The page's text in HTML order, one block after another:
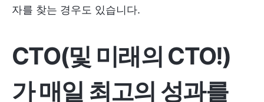
자를 찾는 경우도 있습니다.
CTO(및 미래의 CTO!)
가 매일 최고의 성과를